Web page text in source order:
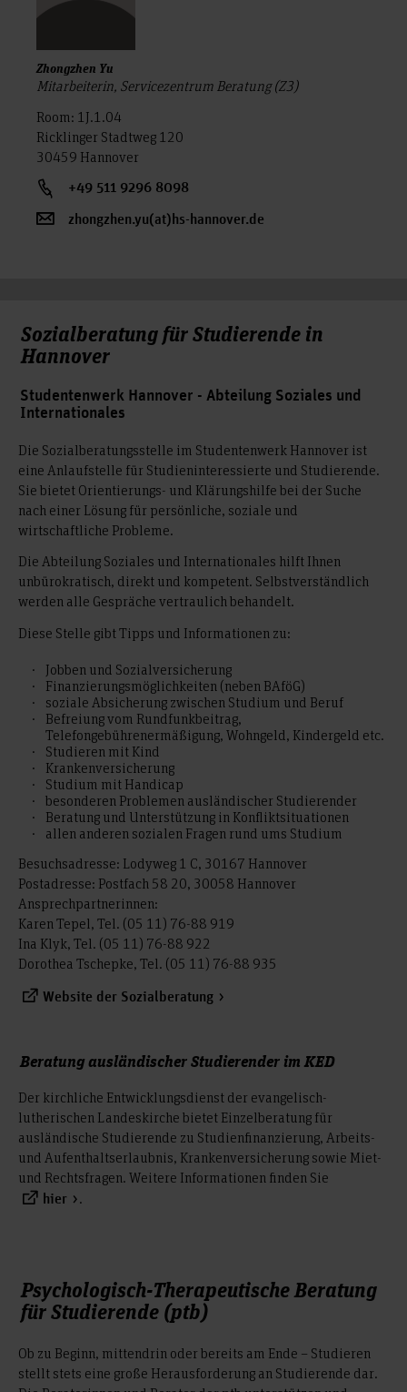
Zhongzhen Yu
Mitarbeiterin, Servicezentrum Beratung (Z3)
Room: 1J.1.04
Ricklinger Stadtweg 120
30459 Hannover
+49 511 9296 8098
zhongzhen.yu(at)hs-hannover.de
Sozialberatung für Studierende in
Hannover
Studentenwerk Hannover - Abteilung Soziales und
Internationales
Die Sozialberatungsstelle im Studentenwerk Hannover ist
eine Anlaufstelle für Studieninteressierte und Studierende.
Sie bietet Orientierungs- und Klärungshilfe bei der Suche
nach einer Lösung für persönliche, soziale und
wirtschaftliche Probleme.
Die Abteilung Soziales und Internationales hilft Ihnen
unbürokratisch, direkt und kompetent. Selbstverständlich
werden alle Gespräche vertraulich behandelt.
Diese Stelle gibt Tipps und Informationen zu:
Jobben und Sozialversicherung
Finanzierungsmöglichkeiten (neben BAföG)
soziale Absicherung zwischen Studium und Beruf
Befreiung vom Rundfunkbeitrag,
Telefongebührenermäßigung, Wohngeld, Kindergeld etc.
Studieren mit Kind
Krankenversicherung
Studium mit Handicap
besonderen Problemen ausländischer Studierender
Beratung und Unterstützung in Konfliktsituationen
allen anderen sozialen Fragen rund ums Studium
Besuchsadresse: Lodyweg 1 C, 30167 Hannover
Postadresse: Postfach 58 20, 30058 Hannover
Ansprechpartnerinnen:
Karen Tepel, Tel. (05 11) 76-88 919
Ina Klyk, Tel. (05 11) 76-88 922
Dorothea Tschepke, Tel. (05 11) 76-88 935
Website der Sozialberatung
Beratung ausländischer Studierender im KED
Der kirchliche Entwicklungsdienst der evangelisch-
lutherischen Landeskirche bietet Einzelberatung für
ausländische Studierende zu Studienfinanzierung, Arbeits-
und Aufenthaltserlaubnis, Krankenversicherung sowie Miet-
und Rechtsfragen. Weitere Informationen finden Sie
hier .
Psychologisch-Therapeutische Beratung
für Studierende (ptb)
Ob zu Beginn, mittendrin oder bereits am Ende – Studieren
stellt stets eine große Herausforderung an Studierende dar.